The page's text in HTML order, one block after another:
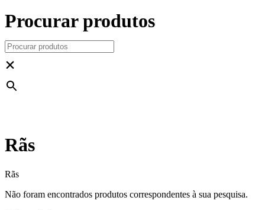
Procurar produtos
×
Rãs
Rãs
Não foram encontrados produtos correspondentes à sua pesquisa.